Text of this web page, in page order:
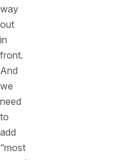
way
out
in
front.
And
we
need
to
add
“most